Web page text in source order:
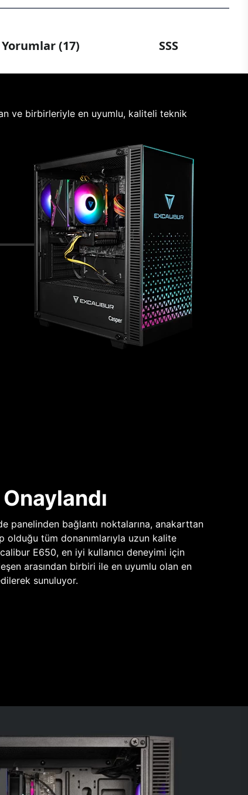
Yorumlar (17) SSS
ve birbirleriyle en uyumlu, kaliteli teknik
panelinden bağlantı noktalarına, anakarttan
olduğu tüm donanımlarıyla uzun kalite
E650, en iyi kullanıcı deneyimi için
arasından birbiri ile en uyumlu olan en
sunuluyor.